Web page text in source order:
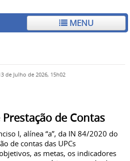
MENU
de Julho de 2026, 15h02
de Contas
I, alínea “a”, da IN 84/2020 do
de contas das UPCs
as metas, os indicadores